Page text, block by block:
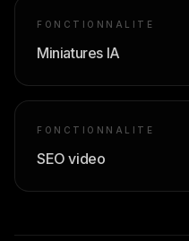
FONCTIONNALITE
Miniatures IA
FONCTIONNALITE
SEO video